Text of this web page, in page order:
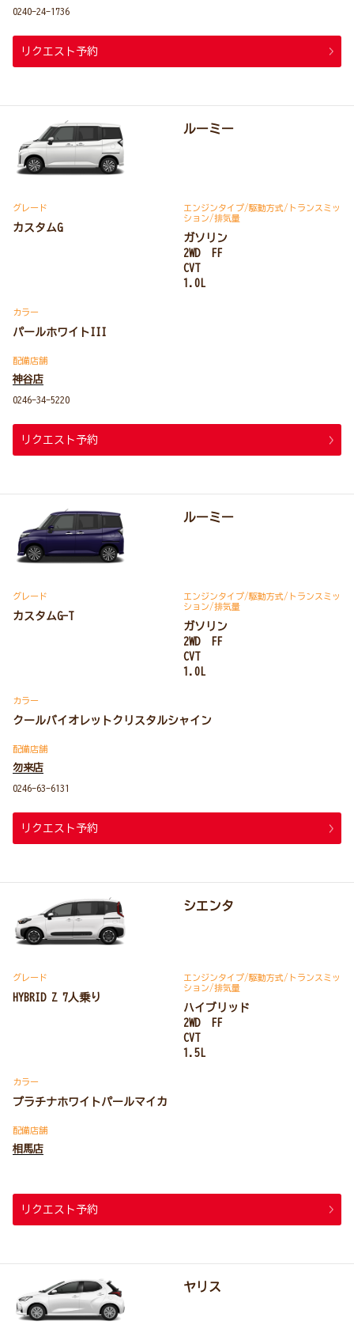
0240-24-1736
リクエスト予約
ルーミー
グレード
カスタムG
エンジンタイプ/駆動方式/ トランスミッ
ション/排気量
ガソリン
2WD FF
CVT
1.0L
カラー
パールホワイトIII
配備店舗
神谷店
0246-34-5220
リクエスト予約
ルーミー
グレード
カスタムG-T
エンジンタイプ/駆動方式/ トランスミッ
ション/排気量
ガソリン
2WD FF
CVT
1.0L
カラー
クールバイオレットクリスタルシャイン
配備店舗
勿来店
0246-63-6131
リクエスト予約
シエンタ
グレード
HYBRID Z 7人乗り
エンジンタイプ/駆動方式/ トランスミッ
ション/排気量
ハイブリッド
2WD FF
CVT
1.5L
カラー
プラチナホワイトパールマイカ
配備店舗
相馬店
リクエスト予約
ヤリス